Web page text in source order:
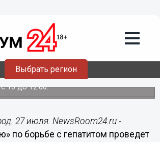
Выбрать регион
по борьбе с
Роспотребнадзор
10 до 12.00.
27 июля. NewsRoom24.ru -
по борьбе с гепатитом проведет